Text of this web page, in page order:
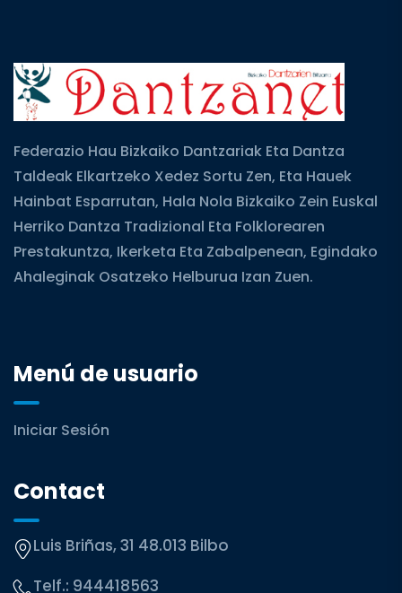
Federazio Hau Bizkaiko Dantzariak Eta Dantza
Taldeak Elkartzeko Xedez Sortu Zen, Eta Hauek
Hainbat Esparrutan, Hala Nola Bizkaiko Zein Euskal
Herriko Dantza Tradizional Eta Folklorearen
Prestakuntza, Ikerketa Eta Zabalpenean, Egindako
Ahaleginak Osatzeko Helburua Izan Zuen.
Menú de usuario
Iniciar Sesión
Contact
Luis Briñas, 31 48.013 Bilbo
Telf.: 944418563